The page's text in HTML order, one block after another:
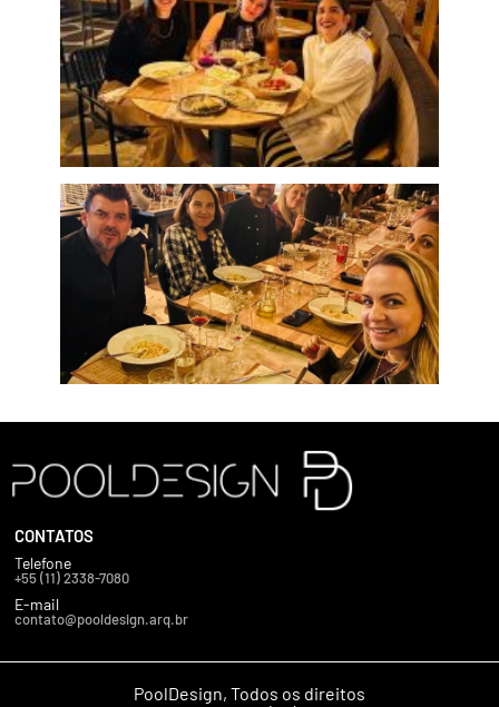
CONTATOS
Telefone
+55 (11) 2338-7080
E-mail
contato@pooldesign.arq.br
PoolDesign, Todos os direitos